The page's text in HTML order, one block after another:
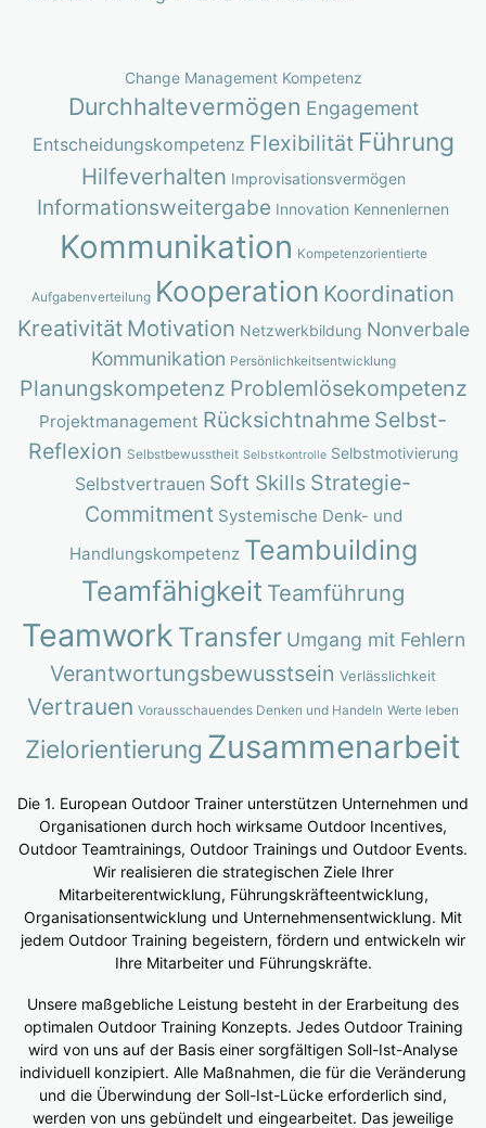
Change Management Kompetenz
Durchhaltevermögen Engagement
Entscheidungskompetenz Flexibilität Führung
Hilfeverhalten Improvisationsvermögen
Informationsweitergabe Innovation Kennenlernen
Kommunikation Kompetenzorientierte
Aufgabenverteilung Kooperation Koordination
Kreativität Motivation Netzwerkbildung Nonverbale
Kommunikation Persönlichkeitsentwicklung
Planungskompetenz Problemlösekompetenz
Projektmanagement Rücksichtnahme Selbst-
Reflexion Selbstbewusstheit Selbstkontrolle Selbstmotivierung
Selbstvertrauen Soft Skills Strategie-
Commitment Systemische Denk- und
Handlungskompetenz Teambuilding
Teamfähigkeit Teamführung
Teamwork Transfer Umgang mit Fehlern
Verantwortungsbewusstsein Verlässlichkeit
Vertrauen Vorausschauendes Denken und Handeln Werte leben
Zielorientierung Zusammenarbeit
Die 1. European Outdoor Trainer unterstützen Unternehmen und
Organisationen durch hoch wirksame Outdoor Incentives,
Outdoor Teamtrainings, Outdoor Trainings und Outdoor Events.
Wir realisieren die strategischen Ziele Ihrer
Mitarbeiterentwicklung, Führungskräfteentwicklung,
Organisationsentwicklung und Unternehmensentwicklung. Mit
jedem Outdoor Training begeistern, fördern und entwickeln wir
Ihre Mitarbeiter und Führungskräfte.
Unsere maßgebliche Leistung besteht in der Erarbeitung des
optimalen Outdoor Training Konzepts. Jedes Outdoor Training
wird von uns auf der Basis einer sorgfältigen Soll-Ist-Analyse
individuell konzipiert. Alle Maßnahmen, die für die Veränderung
und die Überwindung der Soll-Ist-Lücke erforderlich sind,
werden von uns gebündelt und eingearbeitet. Das jeweilige